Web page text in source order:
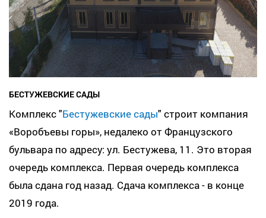
БЕСТУЖЕВСКИЕ САДЫ
Комплекс "Бестужевские сады" строит компания
«Воробъевы горы», недалеко от Французского
бульвара по адресу: ул. Бестужева, 11. Это вторая
очередь комплекса. Первая очередь комплекса
была сдана год назад. Сдача комплекса - в конце
2019 года.